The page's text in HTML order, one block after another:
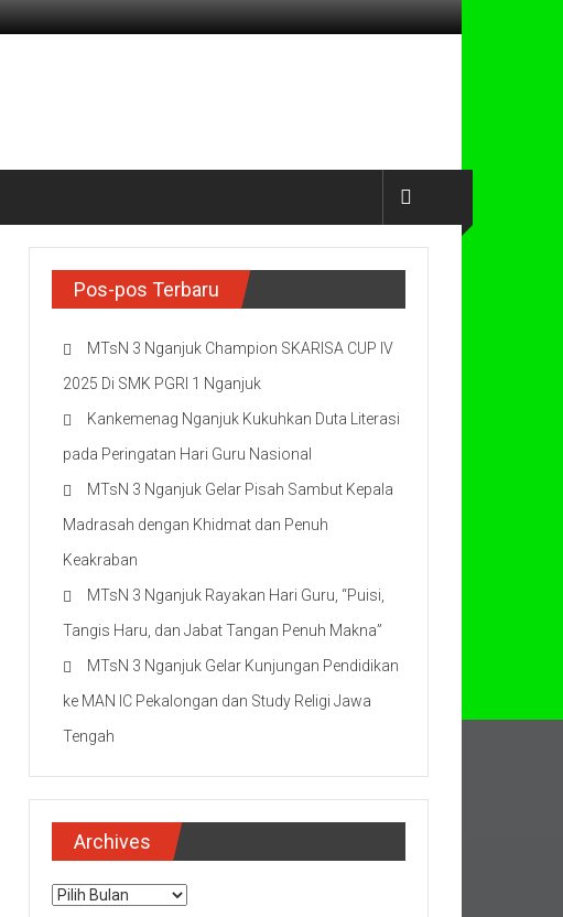
Pos-pos Terbaru
MTsN 3 Nganjuk Champion SKARISA CUP IV
2025 Di SMK PGRI 1 Nganjuk
Kankemenag Nganjuk Kukuhkan Duta Literasi
pada Peringatan Hari Guru Nasional
MTsN 3 Nganjuk Gelar Pisah Sambut Kepala
Madrasah dengan Khidmat dan Penuh
Keakraban
MTsN 3 Nganjuk Rayakan Hari Guru, “Puisi,
Tangis Haru, dan Jabat Tangan Penuh Makna”
MTsN 3 Nganjuk Gelar Kunjungan Pendidikan
ke MAN IC Pekalongan dan Study Religi Jawa
Tengah
Archives
Archives